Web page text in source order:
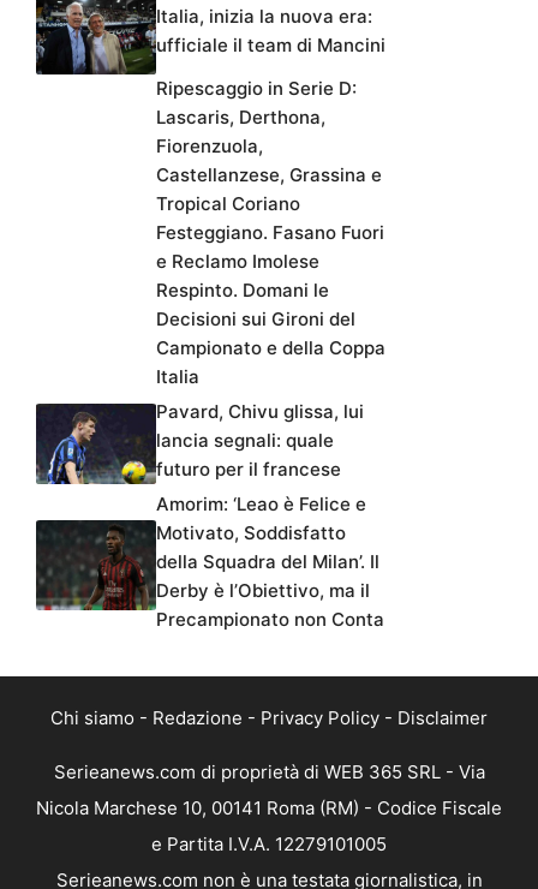
Italia, inizia la nuova era:
ufficiale il team di Mancini
Ripescaggio in Serie D:
Lascaris, Derthona,
Fiorenzuola,
Castellanzese, Grassina e
Tropical Coriano
Festeggiano. Fasano Fuori
e Reclamo Imolese
Respinto. Domani le
Decisioni sui Gironi del
Campionato e della Coppa
Italia
Pavard, Chivu glissa, lui
lancia segnali: quale
futuro per il francese
Amorim: ‘Leao è Felice e
Motivato, Soddisfatto
della Squadra del Milan’. Il
Derby è l’Obiettivo, ma il
Precampionato non Conta
Chi siamo - Redazione - Privacy Policy - Disclaimer
Serieanews.com di proprietà di WEB 365 SRL - Via
Nicola Marchese 10, 00141 Roma (RM) - Codice Fiscale
e Partita I.V.A. 12279101005
Serieanews.com non è una testata giornalistica, in